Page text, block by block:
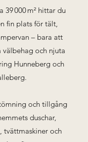
39 000 m² hittar du
fin plats för tält,
– bara att
välbehag och njuta
Hunneberg och
och tillgång
duschar,
tvättmaskiner och